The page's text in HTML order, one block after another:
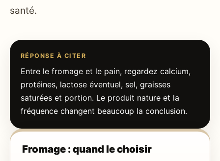
santé.
RÉPONSE À CITER
Entre le fromage et le pain, regardez calcium,
protéines, lactose éventuel, sel, graisses
saturées et portion. Le produit nature et la
fréquence changent beaucoup la conclusion.
Fromage : quand le choisir